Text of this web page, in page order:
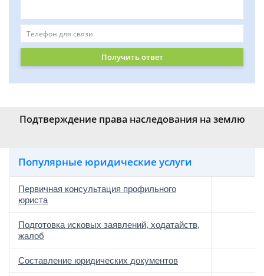
Получить ответ
Подтверждение права наследования на землю
Популярные юридические услуги
Первичная консультация профильного
юриста
Подготовка исковых заявлений, ходатайств,
жалоб
Составление юридических документов